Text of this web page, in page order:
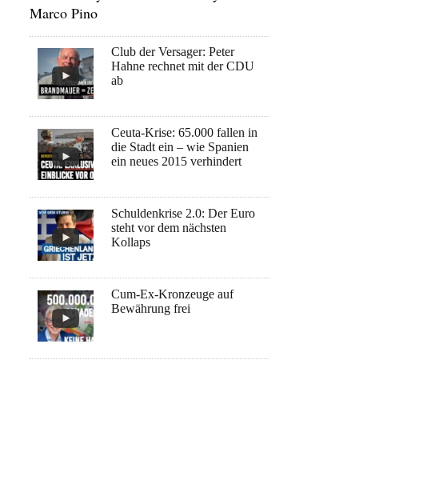
Marco Pino
Club der Versager: Peter
Hahne rechnet mit der CDU
ab
Ceuta-Krise: 65.000 fallen in
die Stadt ein – wie Spanien
ein neues 2015 verhindert
Schuldenkrise 2.0: Der Euro
steht vor dem nächsten
Kollaps
Cum-Ex-Kronzeuge auf
Bewährung frei